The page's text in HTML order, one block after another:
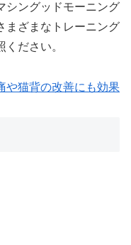
シングッドモーニング
まざまなトレーニング
ださい。
や猫背の改善にも効果